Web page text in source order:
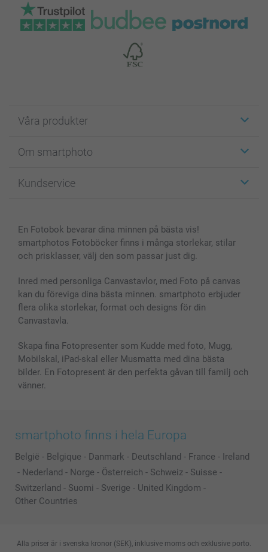
Våra produkter
Fotokort
Fotoböcker
Skal till Mobil & Surfplatta
MyNameBook
Fotoramar & Tillbehör
Presentkort
Alla fotoprodukter
Om smartphoto
För affiliates
Sitemap
Villkor och garantier
Kundservice
smartbonus
Priser & betalning
En Fotobok bevarar dina minnen på bästa vis!
smartphotos Fotoböcker finns i många storlekar, stilar
och prisklasser, välj den som passar just dig.
Inred med personliga Canvastavlor, med Foto på canvas
kan du föreviga dina bästa minnen. smartphoto erbjuder
flera olika storlekar, format och designs för din
Canvastavla.
Skapa fina Fotopresenter som Kudde med foto, Mugg,
Mobilskal, iPad-skal eller Musmatta med dina bästa
bilder. En Fotopresent är den perfekta gåvan till familj och
vänner.
smartphoto finns i hela Europa
België - Belgique - Danmark - Deutschland - France - Ireland
- Nederland - Norge - Österreich - Schweiz - Suisse -
Switzerland - Suomi - Sverige - United Kingdom -
Other Countries
Alla priser är i svenska kronor (SEK), inklusive moms och exklusive porto.